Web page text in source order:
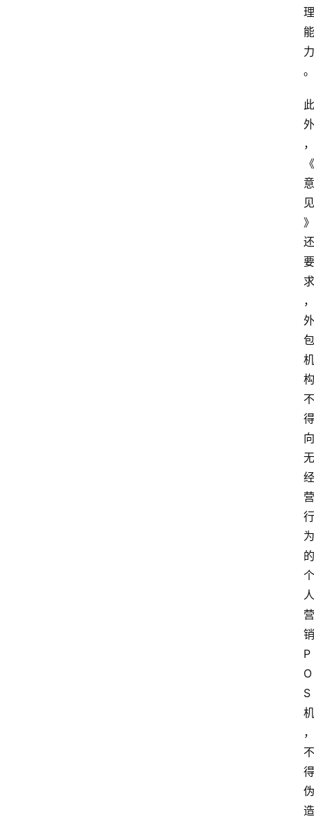
理
能
力
。
此
外
，
《
意
见
》
还
要
求
，
外
包
机
构
不
得
向
无
经
营
行
为
的
个
人
营
销
P
O
S
机
，
不
得
伪
造